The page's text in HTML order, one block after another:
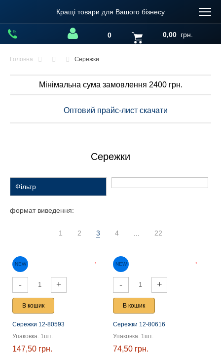
Кращі товари для Вашого бізнесу
0 0,00 грн.
Головна Сережки
Мінімальна сума замовлення 2400 грн.
Оптовий прайс-лист скачати
Сережки
Фільтр
формат виведення:
1 2 3 4 ... 22
- +
В кошик
Сережки 12-80593
Упаковка: 1шт.
147,50 грн.
- +
В кошик
Сережки 12-80616
Упаковка: 1шт.
74,50 грн.